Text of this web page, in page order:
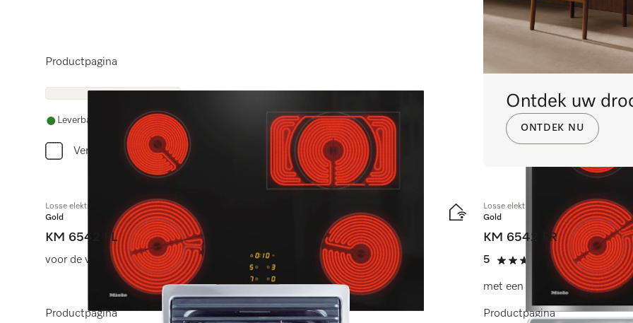
Productpagina
Leverbaar uit voorraad met gratis levering
Vergelijken
Losse elektrokookplaat
Gold
KM 6542 FL
voor de vlakke inbouw van een zeer elegant vormgegeven keuken.
Productpagina
Losse elektrokookplaat
Gold
KM 6542 FR
5
5 sterren van de 5
(1 beoordeling)
met een ExtraSpeed-
Productpagina
Ontdek uw
ONTDEK NU